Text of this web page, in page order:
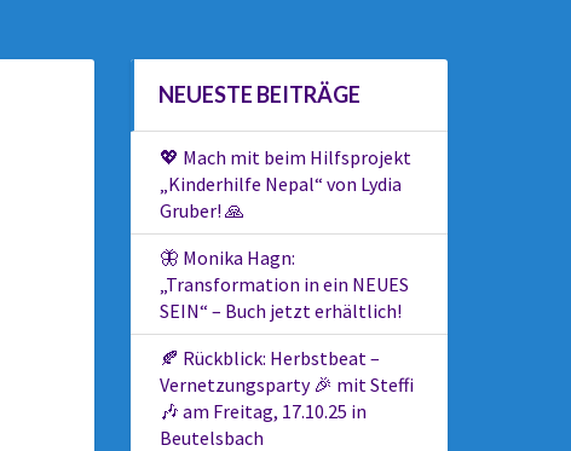
NEUESTE BEITRÄGE
💖 Mach mit beim Hilfsprojekt
„Kinderhilfe Nepal“ von Lydia
Gruber! 🙏
🦋 Monika Hagn:
„Transformation in ein NEUES
SEIN“ – Buch jetzt erhältlich!
🍂 Rückblick: Herbstbeat –
Vernetzungsparty 🎉 mit Steffi
🎶 am Freitag, 17.10.25 in
Beutelsbach